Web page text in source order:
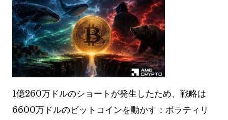
1億260万ドルのショートが発生したため、戦略は
6600万ドルのビットコインを動かす：ボラティリ